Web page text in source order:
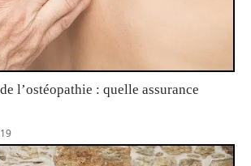
l’ostéopathie : quelle assurance